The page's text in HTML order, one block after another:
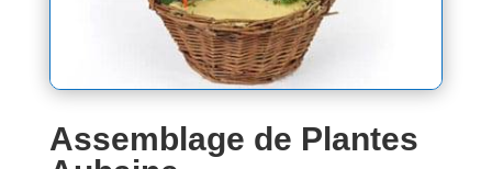
Assemblage de Plantes